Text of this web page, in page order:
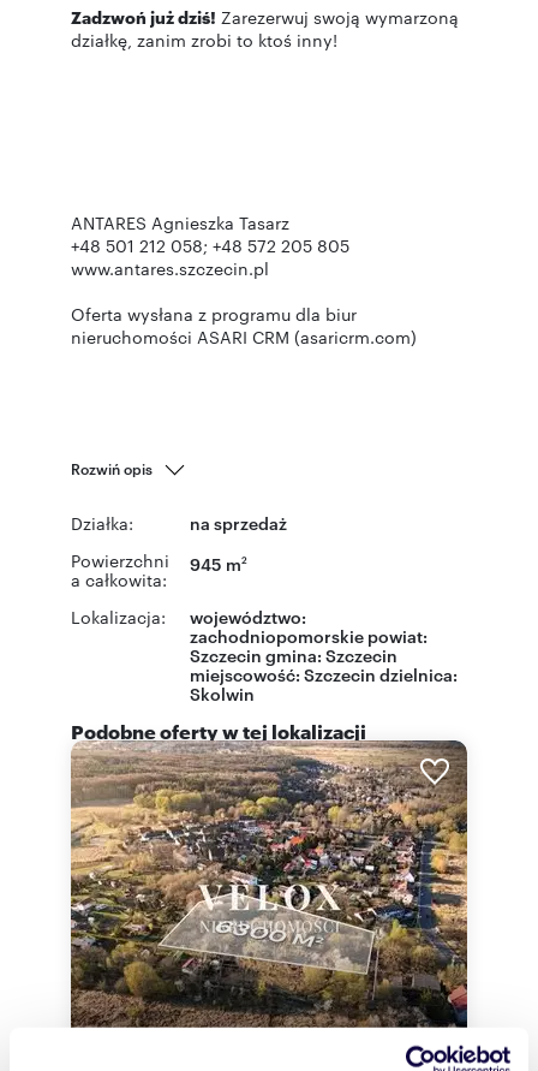
Zadzwoń już dziś! Zarezerwuj swoją wymarzoną
działkę, zanim zrobi to ktoś inny!
ANTARES Agnieszka Tasarz
+48 501 212 058; +48 572 205 805
www.antares.szczecin.pl
Oferta wysłana z programu dla biur
nieruchomości ASARI CRM (asaricrm.com)
Rozwiń opis
Działka: na sprzedaż
Powierzchni
a całkowita:
945 m2
Lokalizacja:
województwo:
zachodniopomorskie powiat:
Szczecin gmina: Szczecin
miejscowość: Szczecin dzielnica:
Skolwin
Podobne oferty w tej lokalizacji